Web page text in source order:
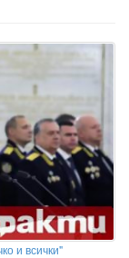
и всички"